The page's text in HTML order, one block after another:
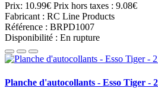
Prix: 10.99€ Prix hors taxes : 9.08€
Fabricant : RC Line Products
Référence : BRPD1007
Disponibilité : En rupture
Planche d'autocollants - Esso Tiger -